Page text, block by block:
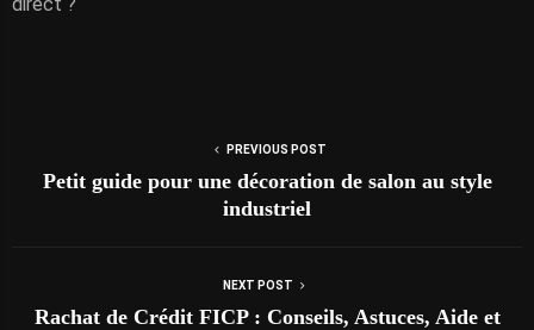
PREVIOUS POST
Petit guide pour une décoration de salon au style
industriel
NEXT POST
Rachat de Crédit FICP : Conseils, Astuces, Aide et